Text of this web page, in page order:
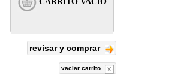
revisar y comprar
vaciar carrito